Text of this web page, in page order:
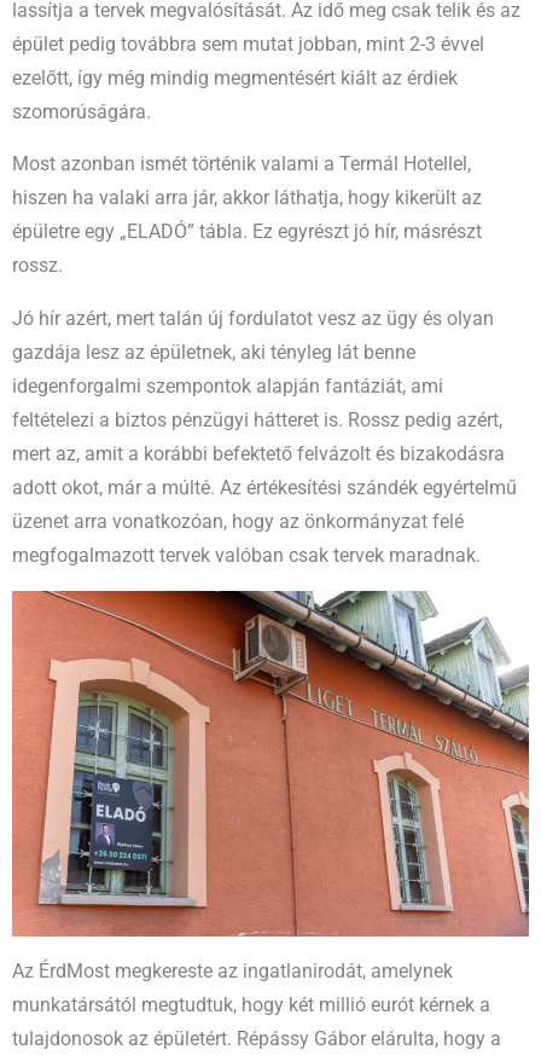
lassítja a tervek megvalósítását. Az idő meg csak telik és az
épület pedig továbbra sem mutat jobban, mint 2-3 évvel
ezelőtt, így még mindig megmentésért kiált az érdiek
szomorúságára.
Most azonban ismét történik valami a Termál Hotellel,
hiszen ha valaki arra jár, akkor láthatja, hogy kikerült az
épületre egy „ELADÓ” tábla. Ez egyrészt jó hír, másrészt
rossz.
Jó hír azért, mert talán új fordulatot vesz az ügy és olyan
gazdája lesz az épületnek, aki tényleg lát benne
idegenforgalmi szempontok alapján fantáziát, ami
feltételezi a biztos pénzügyi hátteret is. Rossz pedig azért,
mert az, amit a korábbi befektető felvázolt és bizakodásra
adott okot, már a múlté. Az értékesítési szándék egyértelmű
üzenet arra vonatkozóan, hogy az önkormányzat felé
megfogalmazott tervek valóban csak tervek maradnak.
Az ÉrdMost megkereste az ingatlanirodát, amelynek
munkatársától megtudtuk, hogy két millió eurót kérnek a
tulajdonosok az épületért. Répássy Gábor elárulta, hogy a